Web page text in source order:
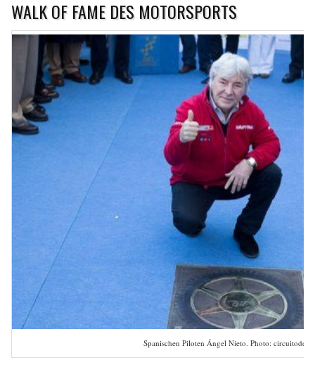
WALK OF FAME DES MOTORSPORTS
Spanischen Piloten Ángel Nieto. Photo: